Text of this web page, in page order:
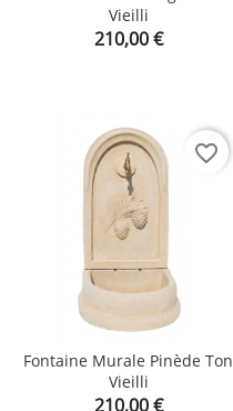
Vieilli
Prix
210,00 €
Fontaine Murale Pinède Ton
Vieilli
Prix
210,00 €
favorite_border